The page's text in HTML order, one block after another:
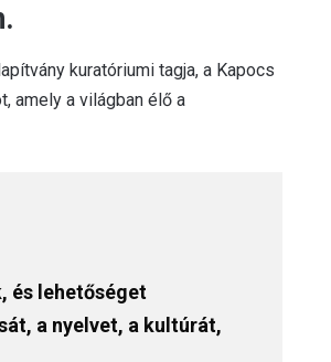
kuratóriumi tagja, a Kapocs
amely a világban élő a
és lehetőséget
a nyelvet, a kultúrát,